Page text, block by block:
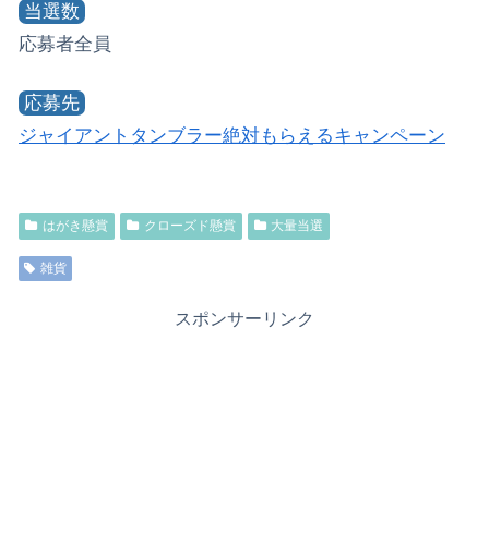
当選数
応募者全員
応募先
ジャイアントタンブラー絶対もらえるキャンペーン
はがき懸賞 クローズド懸賞 大量当選
雑貨
スポンサーリンク